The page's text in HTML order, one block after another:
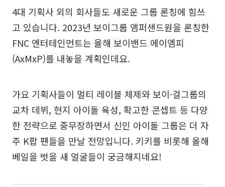
4대 기획사 외의 회사들도 새로운 그룹 론칭에 힘쓰
고 있습니다. 2023년 보이그룹 앰퍼샌드원을 론칭한
FNC 엔터테인먼트는 올해 보이밴드 에이엠피
(AxMxP)를 내놓을 계획인데요.
가요 기획사들이 멀티 레이블 체제와 보이·걸그룹의
교차 데뷔, 현지 아이돌 육성, 확고한 콘셉트 등 다양
한 전략으로 중무장하면서 신인 아이돌 그룹은 더 자
주 K팝 팬들을 만날 전망입니다. 키키를 비롯해 올해
베일을 벗을 새 얼굴들이 궁금해지네요!